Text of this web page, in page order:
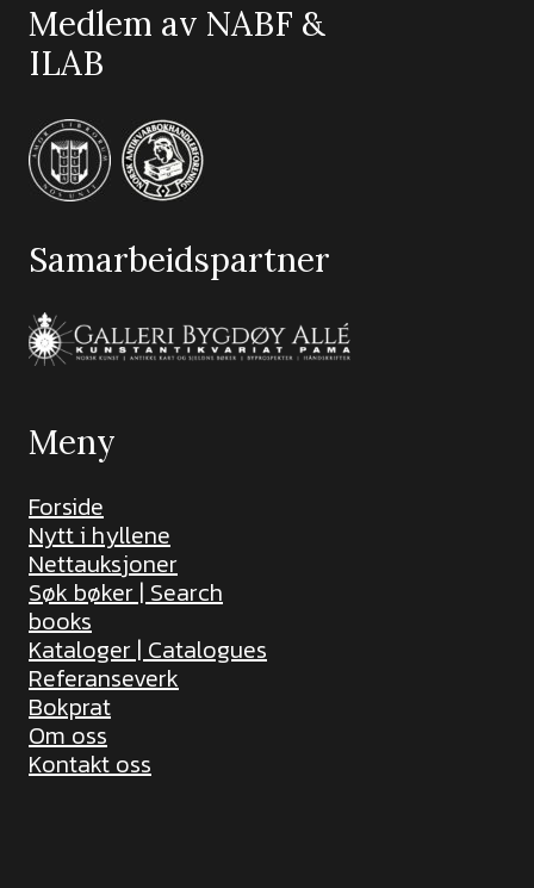
Medlem av NABF &
ILAB
Samarbeidspartner
Meny
Forside
Nytt i hyllene
Nettauksjoner
Søk bøker | Search
books
Kataloger | Catalogues
Referanseverk
Bokprat
Om oss
Kontakt oss